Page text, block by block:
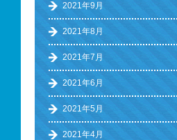
2021年9月
2021年8月
2021年7月
2021年6月
2021年5月
2021年4月